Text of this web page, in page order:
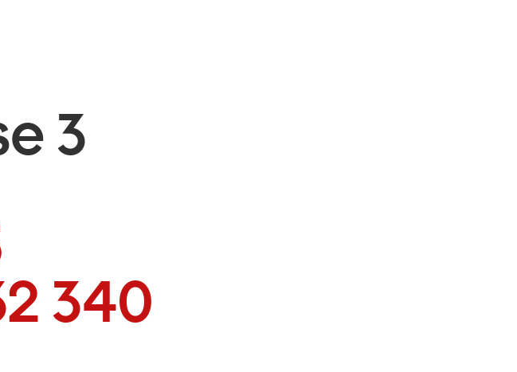
3
340